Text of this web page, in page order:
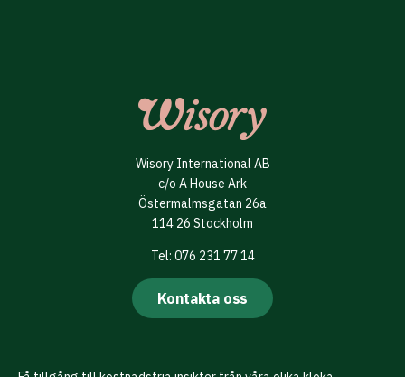
Wisory International AB
c/o A House Ark
Östermalmsgatan 26a
114 26 Stockholm
Tel: 076 231 77 14
Kontakta oss